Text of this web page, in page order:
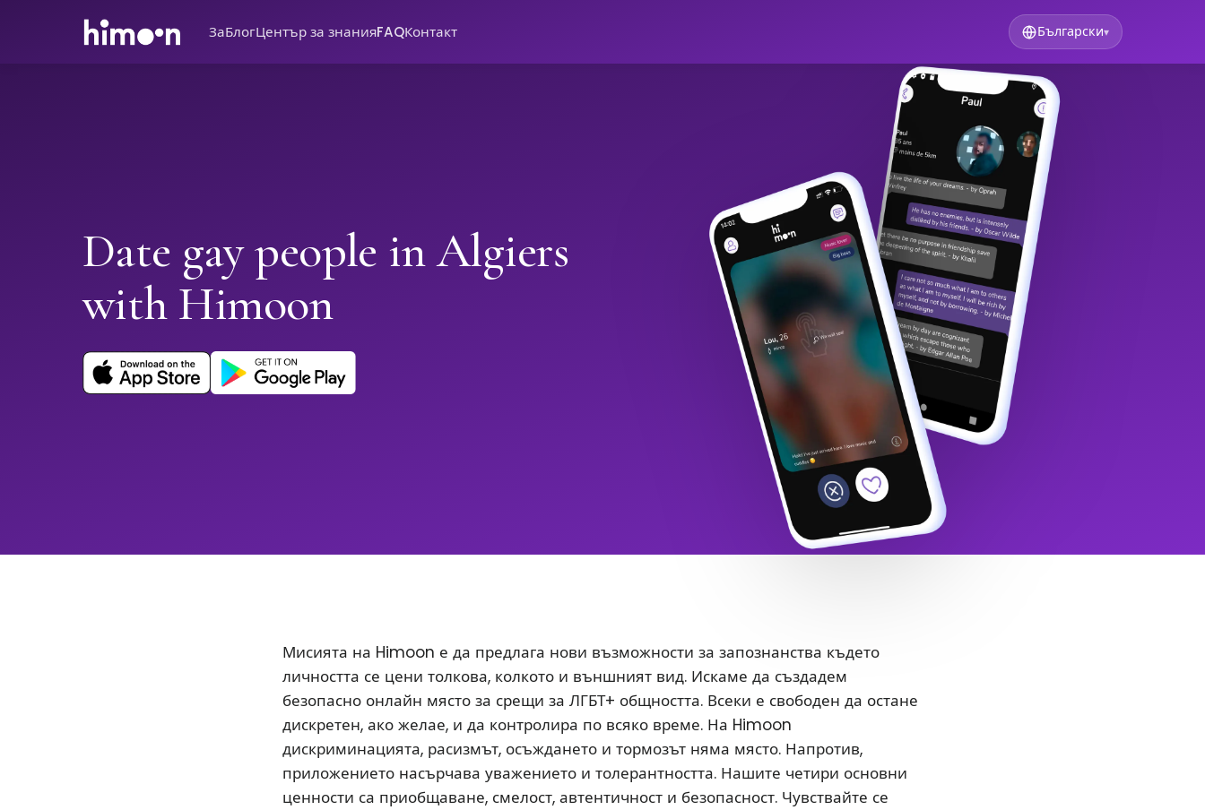
ЗаБлогЦентър за знанияFAQКонтакт Български▾
Date gay people in Algiers
with Himoon
Мисията на Himoon е да предлага нови възможности за запознанства където
личността се цени толкова, колкото и външният вид. Искаме да създадем
безопасно онлайн място за срещи за ЛГБТ+ общността. Всеки е свободен да остане
дискретен, ако желае, и да контролира по всяко време. На Himoon
дискриминацията, расизмът, осъждането и тормозът няма място. Напротив,
приложението насърчава уважението и толерантността. Нашите четири основни
ценности са приобщаване, смелост, автентичност и безопасност. Чувствайте се